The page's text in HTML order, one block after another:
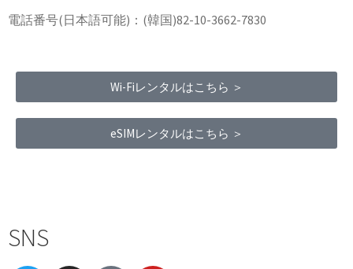
電話番号(日本語可能)：(韓国)82-10-3662-7830
Wi-Fiレンタルはこちら ＞
eSIMレンタルはこちら ＞
SNS